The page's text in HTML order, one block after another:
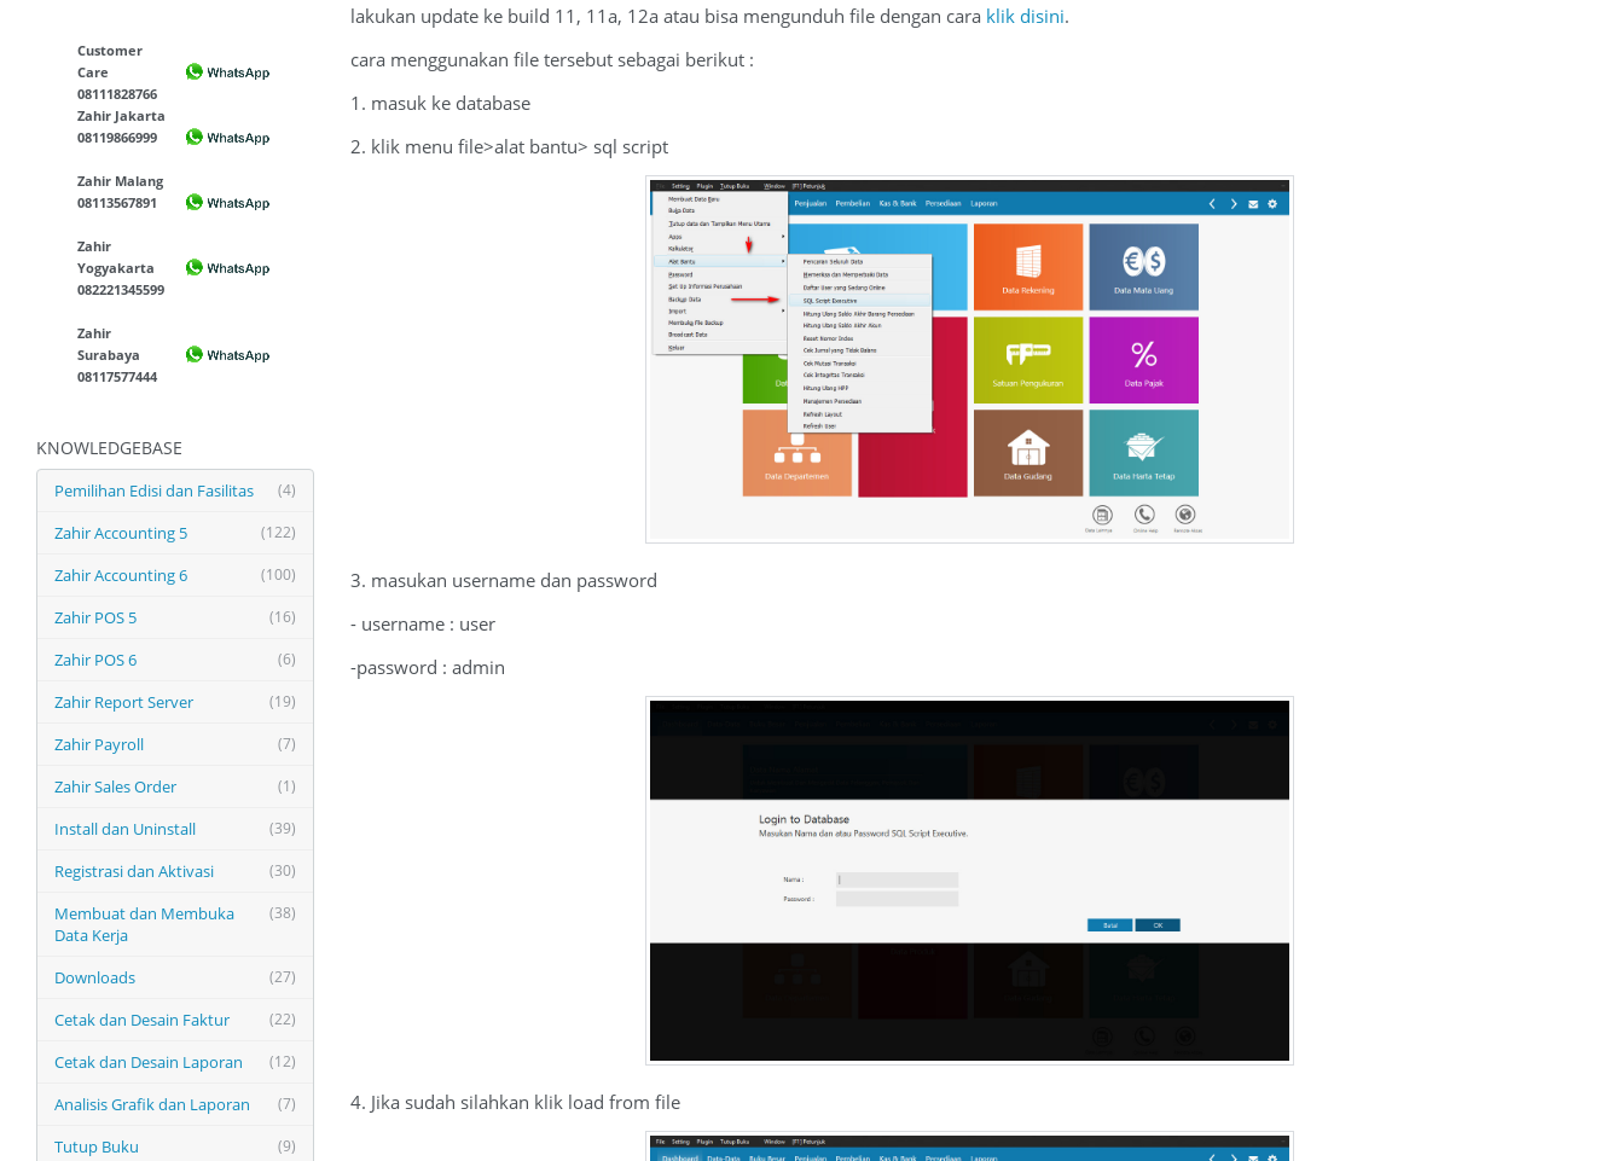
Customer
Care
08111828766
Zahir Jakarta
08119866999
Zahir Malang
08113567891
Zahir
Yogyakarta
082221345599
Zahir
Surabaya
08117577444
KNOWLEDGEBASE
(4)
Pemilihan Edisi dan Fasilitas
(122)
Zahir Accounting 5
(100)
Zahir Accounting 6
(16)
Zahir POS 5
(6)
Zahir POS 6
(19)
Zahir Report Server
(7)
Zahir Payroll
(1)
Zahir Sales Order
(39)
Install dan Uninstall
(30)
Registrasi dan Aktivasi
(38)
Membuat dan Membuka
Data Kerja
(27)
Downloads
(22)
Cetak dan Desain Faktur
(12)
Cetak dan Desain Laporan
(7)
Analisis Grafik dan Laporan
(9)
Tutup Buku
lakukan update ke build 11, 11a, 12a atau bisa mengunduh file dengan cara klik disini.
cara menggunakan file tersebut sebagai berikut :
1. masuk ke database
2. klik menu file>alat bantu> sql script
3. masukan username dan password
- username : user
-password : admin
4. Jika sudah silahkan klik load from file